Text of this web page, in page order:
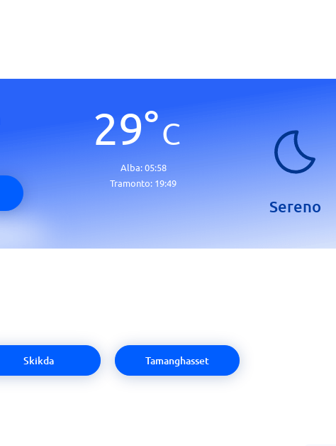
29°C
Alba:05:58
Tramonto: 19:49
Sereno
Skikda Tamanghasset